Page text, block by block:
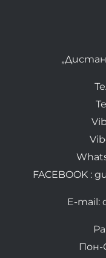
FACEBOOK :
E-mail:
Пон-